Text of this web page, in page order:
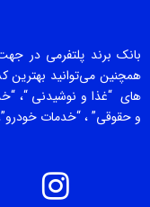
بانک برند پلتفرمی در
همچنین می‌توانید بهترین
های “غذا و نوشیدنی “،
و حقوقی” ، “خدمات